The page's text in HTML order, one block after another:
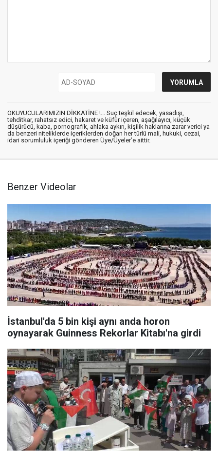
OKUYUCULARIMIZIN DİKKATİNE !... Suç teşkil edecek, yasadışı,
tehditkar, rahatsız edici, hakaret ve küfür içeren, aşağılayıcı, küçük
düşürücü, kaba, pornografik, ahlaka aykırı, kişilik haklarına zarar verici ya
da benzeri niteliklerde içeriklerden doğan her türlü mali, hukuki, cezai,
idari sorumluluk içeriği gönderen Üye/Üyeler’e aittir.
Benzer Videolar
İstanbul'da 5 bin kişi aynı anda horon
oynayarak Guinness Rekorlar Kitabı'na girdi